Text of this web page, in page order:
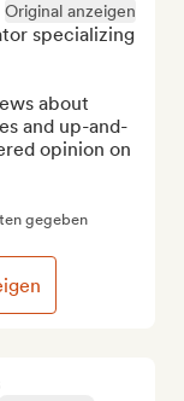
Original anzeigen
specializing
about
and up-and-
opinion on
gegeben